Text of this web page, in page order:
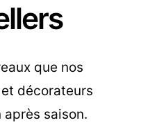
que nos
décorateurs
saison.